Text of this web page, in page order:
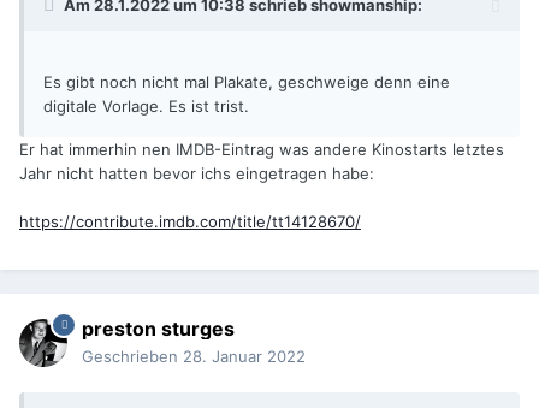
Am 28.1.2022 um 10:38 schriebshowmanship:
Es gibt noch nicht mal Plakate, geschweige denn eine
digitale Vorlage. Es ist trist.
Er hat immerhin nen IMDB-Eintrag was andere Kinostarts letztes
Jahr nicht hatten bevor ichs eingetragen habe:
https://contribute.imdb.com/title/tt14128670/
preston sturges
Geschrieben 28. Januar 2022